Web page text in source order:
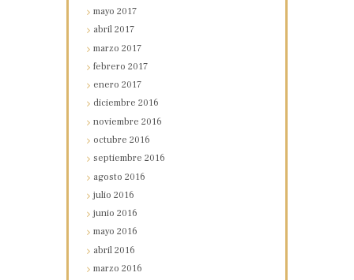
mayo2017
abril2017
marzo2017
febrero2017
enero2017
diciembre2016
noviembre2016
octubre2016
septiembre2016
agosto2016
julio2016
junio2016
mayo2016
abril2016
marzo2016